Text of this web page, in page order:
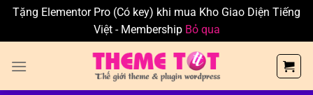
Tặng Elementor Pro (Có key) khi mua Kho Giao Diện Tiếng
Việt - Membership Bỏ qua